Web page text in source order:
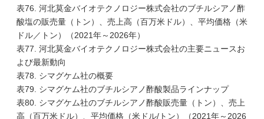
表76. 河北莫金バイオテクノロジー株式会社のブチルシアノ酢
酸塩の販売量（トン）、売上高（百万米ドル）、平均価格（米
ドル／トン）（2021年～2026年）
表77. 河北莫金バイオテクノロジー株式会社の主要ニュースお
よび最新動向
表78. シマグケム社の概要
表79. シマグケム社のブチルシアノ酢酸製品ラインナップ
表80. シマグケム社のブチルシアノ酢酸販売量（トン）、売上
高（百万米ドル）、平均価格（米ドル/トン）（2021年～2026